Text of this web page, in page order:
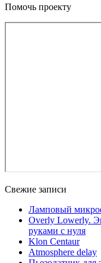
Помочь проекту
Свежие записи
Ламповый
Overly Lowerly.
руками с нуля
Klon Centaur
Atmosphere delay